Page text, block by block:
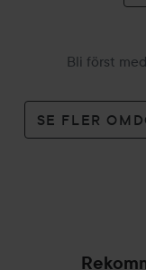
Bli först
SE FLER